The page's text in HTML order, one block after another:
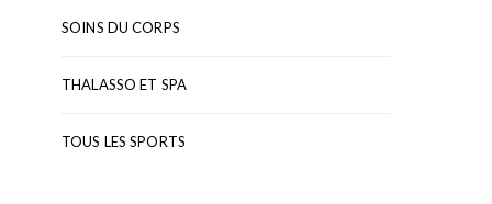
SOINS DU CORPS
THALASSO ET SPA
TOUS LES SPORTS